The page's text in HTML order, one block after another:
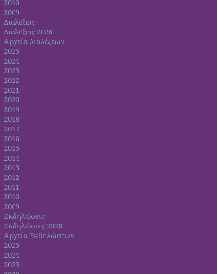
2010
2009
Διαλέξεις
Διαλέξεις 2026
Αρχείο Διαλέξεων
2025
2024
2023
2022
2021
2020
2019
2018
2017
2016
2015
2014
2013
2012
2011
2010
2009
Εκδηλώσεις
Εκδηλώσεις 2026
Αρχείο Εκδηλώσεων
2025
2024
2023